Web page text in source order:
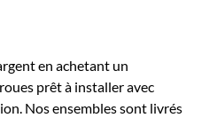
en achetant un
prêt à installer avec
Nos ensembles sont livrés